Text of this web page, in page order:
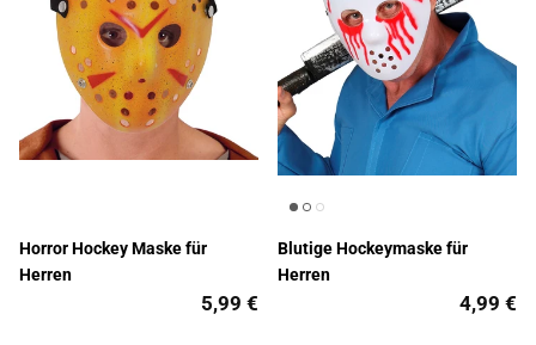
Horror Hockey Maske für
Herren
5,99 €
Blutige Hockeymaske für
Herren
4,99 €